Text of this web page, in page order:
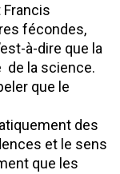
fécondes,
à-dire que la
de la science.
que le
des
et le sens
que les